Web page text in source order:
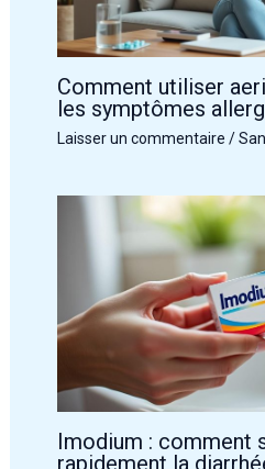
Comment utiliser
les symptômes
Laisser un commentaire /
Imodium : comment
rapidement la